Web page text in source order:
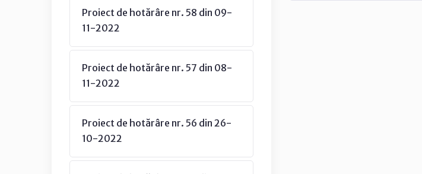
Proiect de hotărâre nr. 58 din 09-
11-2022
Proiect de hotărâre nr. 57 din 08-
11-2022
Proiect de hotărâre nr. 56 din 26-
10-2022